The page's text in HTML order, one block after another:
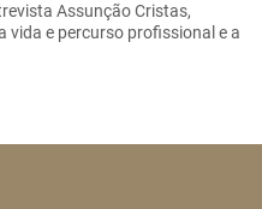
Assunção Cristas,
vida e percurso profissional e a